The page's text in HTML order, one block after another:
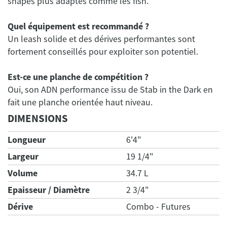
Quel équipement est recommandé ?
Un leash solide et des dérives performantes sont
fortement conseillés pour exploiter son potentiel.
Est-ce une planche de compétition ?
Oui, son ADN performance issu de Stab in the Dark en
DIMENSIONS
Longueur
6'4"
Largeur
19 1/4"
Volume
34.7 L
Epaisseur / Diamètre
2 3/4"
Dérive
Combo - Futures